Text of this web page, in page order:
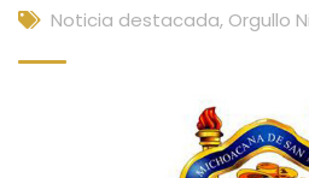
Noticia destacada, Orgullo